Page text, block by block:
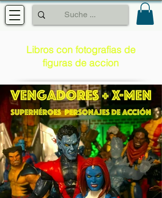
Libros con fotografias de
figuras de accion